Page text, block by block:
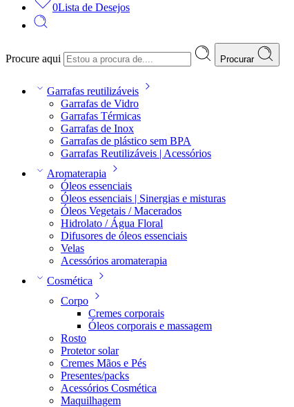
0Lista de Desejos
Procure aqui Procurar
Garrafas reutilizáveis
Garrafas de Vidro
Garrafas Térmicas
Garrafas de Inox
Garrafas de plástico sem BPA
Garrafas Reutilizáveis | Acessórios
Aromaterapia
Óleos essenciais
Óleos essenciais | Sinergias e misturas
Óleos Vegetais / Macerados
Hidrolato / Água Floral
Difusores de óleos essenciais
Velas
Acessórios aromaterapia
Cosmética
Corpo
Cremes corporais
Óleos corporais e massagem
Rosto
Protetor solar
Cremes Mãos e Pés
Presentes/packs
Acessórios Cosmética
Maquilhagem